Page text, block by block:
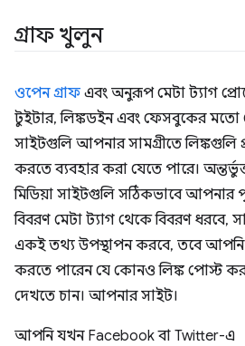
গ্রাফ খুলুন
ওপেন গ্রাফ এবং অনুরূপ মেটা ট্যাগ
টুইটার, লিঙ্কডইন এবং ফেসবুকের মতো
সাইটগুলি আপনার সামগ্রীতে লিঙ্কগুলি
করতে ব্যবহার করা যেতে পারে।
মিডিয়া সাইটগুলি সঠিকভাবে আপনার
বিবরণ মেটা ট্যাগ থেকে বিবরণ ধরবে,
একই তথ্য উপস্থাপন করবে, তবে আপনি
করতে পারেন যে কোনও লিঙ্ক পোস্ট
দেখতে চান। আপনার সাইট।
আপনি যখন Facebook বা Twitter-এ